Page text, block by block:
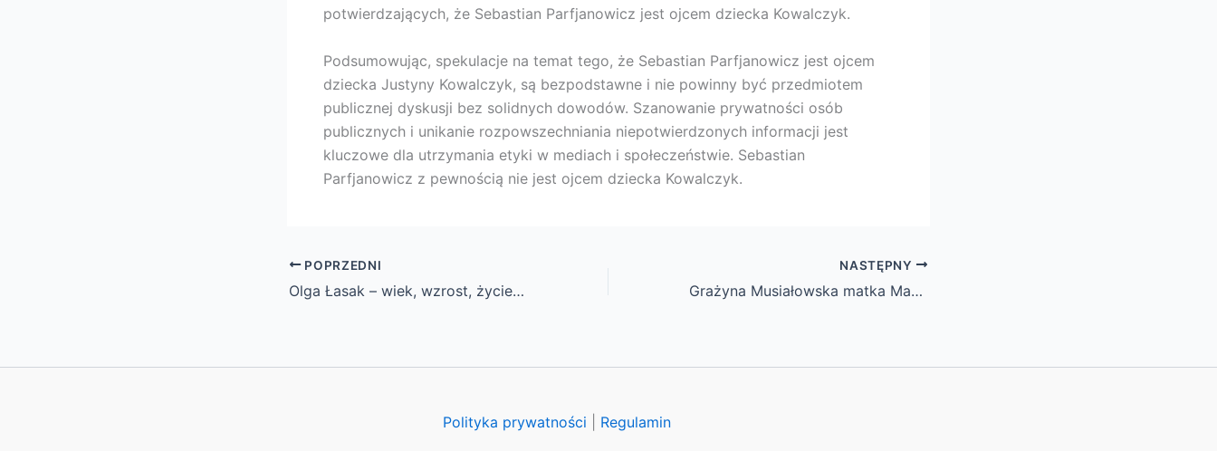
potwierdzających, że Sebastian Parfjanowicz jest ojcem dziecka Kowalczyk.
Podsumowując, spekulacje na temat tego, że Sebastian Parfjanowicz jest ojcem
dziecka Justyny Kowalczyk, są bezpodstawne i nie powinny być przedmiotem
publicznej dyskusji bez solidnych dowodów. Szanowanie prywatności osób
publicznych i unikanie rozpowszechniania niepotwierdzonych informacji jest
kluczowe dla utrzymania etyki w mediach i społeczeństwie. Sebastian
Parfjanowicz z pewnością nie jest ojcem dziecka Kowalczyk.
POPRZEDNI
Olga Łasak – wiek, wzrost, życie prywatne, mąż, dzieci
NASTĘPNY
Grażyna Musiałowska matka Macieja – kim jest, co robi? Wikipedia
Polityka prywatności Regulamin